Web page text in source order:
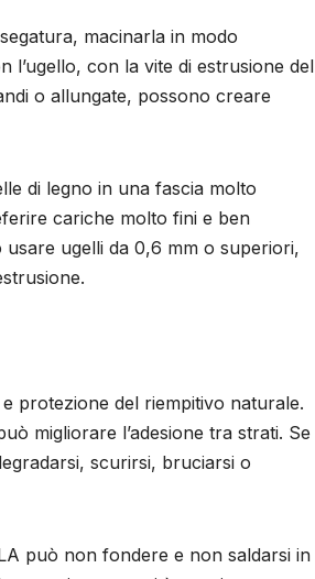
macinarla in modo
l’ugello, con la vite di estrusione del
o allungate, possono creare
di legno in una fascia molto
cariche molto fini e ben
ugelli da 0,6 mm o superiori,
protezione del riempitivo naturale.
migliorare l’adesione tra strati. Se
scurirsi, bruciarsi o
può non fondere e non saldarsi in